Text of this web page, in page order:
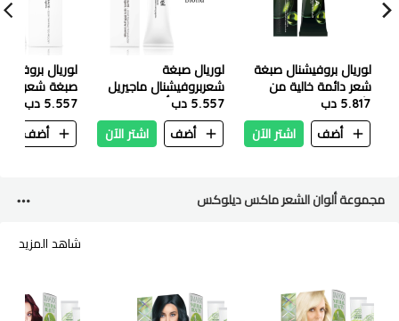
لوريال بروفيشنال صبغة
شعر دائمة خالية من
أشقر غامق
5.817 دب
أضف
اشتر الآن
لوريال صبغة
شعربروفيشنال ماجيريل
60مل - 9 أشقر فاتح جدا
5.557 دب
أضف
اشتر الآن
لوريال
كونتراست
5.557 دب
أضف
مجموعة ألوان الشعر ماكس ديلوكس
شاهد المزيد